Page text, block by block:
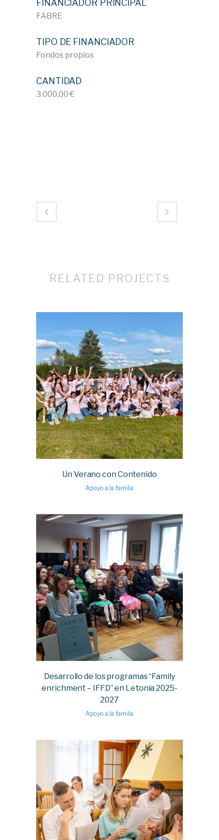
FINANCIADOR PRINCIPAL
FABRE
TIPO DE FINANCIADOR
Fondos propios
CANTIDAD
3.000,00 €
RELATED PROJECTS
Un Verano con Contenido
Apoyo a la familia
Desarrollo de los programas “Family
enrichment – IFFD” en Letonia 2025-
2027
Apoyo a la familia